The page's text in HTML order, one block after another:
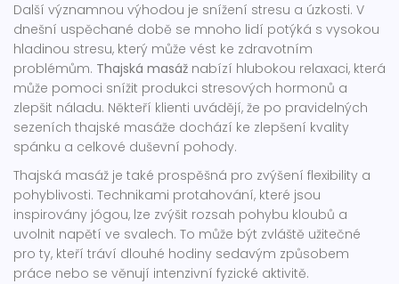
Další významnou výhodou je snížení stresu a úzkosti. V
dnešní uspěchané době se mnoho lidí potýká s vysokou
hladinou stresu, který může vést ke zdravotním
problémům. Thajská masáž nabízí hlubokou relaxaci, která
může pomoci snížit produkci stresových hormonů a
zlepšit náladu. Někteří klienti uvádějí, že po pravidelných
sezeních thajské masáže dochází ke zlepšení kvality
spánku a celkové duševní pohody.
Thajská masáž je také prospěšná pro zvýšení flexibility a
pohyblivosti. Technikami protahování, které jsou
inspirovány jógou, lze zvýšit rozsah pohybu kloubů a
uvolnit napětí ve svalech. To může být zvláště užitečné
pro ty, kteří tráví dlouhé hodiny sedavým způsobem
práce nebo se věnují intenzivní fyzické aktivitě.